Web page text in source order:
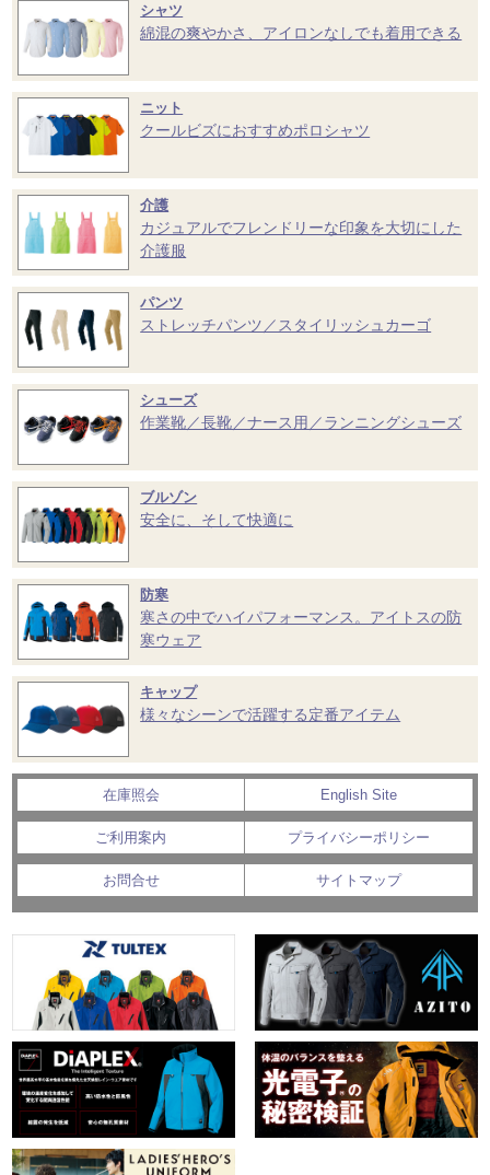
シャツ
綿混の爽やかさ、アイロンなしでも着用できる
ニット
クールビズにおすすめポロシャツ
介護
カジュアルでフレンドリーな印象を大切にした
介護服
パンツ
ストレッチパンツ／スタイリッシュカーゴ
シューズ
作業靴／長靴／ナース用／ランニングシューズ
ブルゾン
安全に、そして快適に
防寒
寒さの中でハイパフォーマンス。アイトスの防
寒ウェア
キャップ
様々なシーンで活躍する定番アイテム
在庫照会 English Site
ご利用案内 プライバシーポリシー
お問合せ サイトマップ